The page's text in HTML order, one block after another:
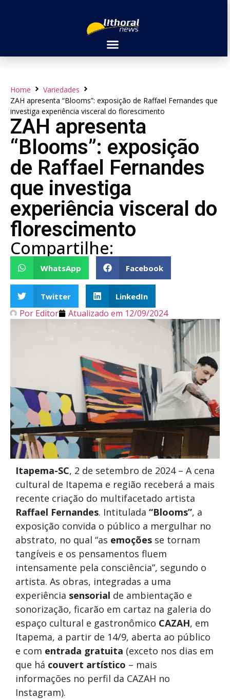
Home
Variedades
ZAH apresenta “Blooms”: exposição de Raffael Fernandes que
investiga experiência visceral do florescimento
ZAH apresenta
“Blooms”: exposição
de Raffael Fernandes
que investiga
experiência visceral do
florescimento
Compartilhe:
WhatsApp Facebook
Twitter LinkedIn
Por Editor Atualizado em 12/09/2024
Itapema-SC, 2 de setembro de 2024 – A cena
cultural de Itapema e região receberá a mais
recente criação do multifacetado artista
Raffael Fernandes. Intitulada “Blooms”, a
exposição convida o público a mergulhar no
abstrato, no qual “as emoções se tornam
tangíveis e os pensamentos fluem
intensamente pela consciência”, segundo o
artista. As obras, integradas a uma
experiência sensorial de ambientação e
sonorização, ficarão em cartaz na galeria do
espaço cultural e gastronômico CAZAH, em
Itapema, a partir de 14/9, aberta ao público
e com entrada gratuita (exceto nos dias em
que há couvert artístico – mais
informações no perfil da CAZAH no
Instagram).